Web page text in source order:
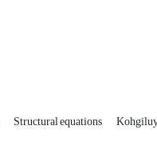
Structural equations